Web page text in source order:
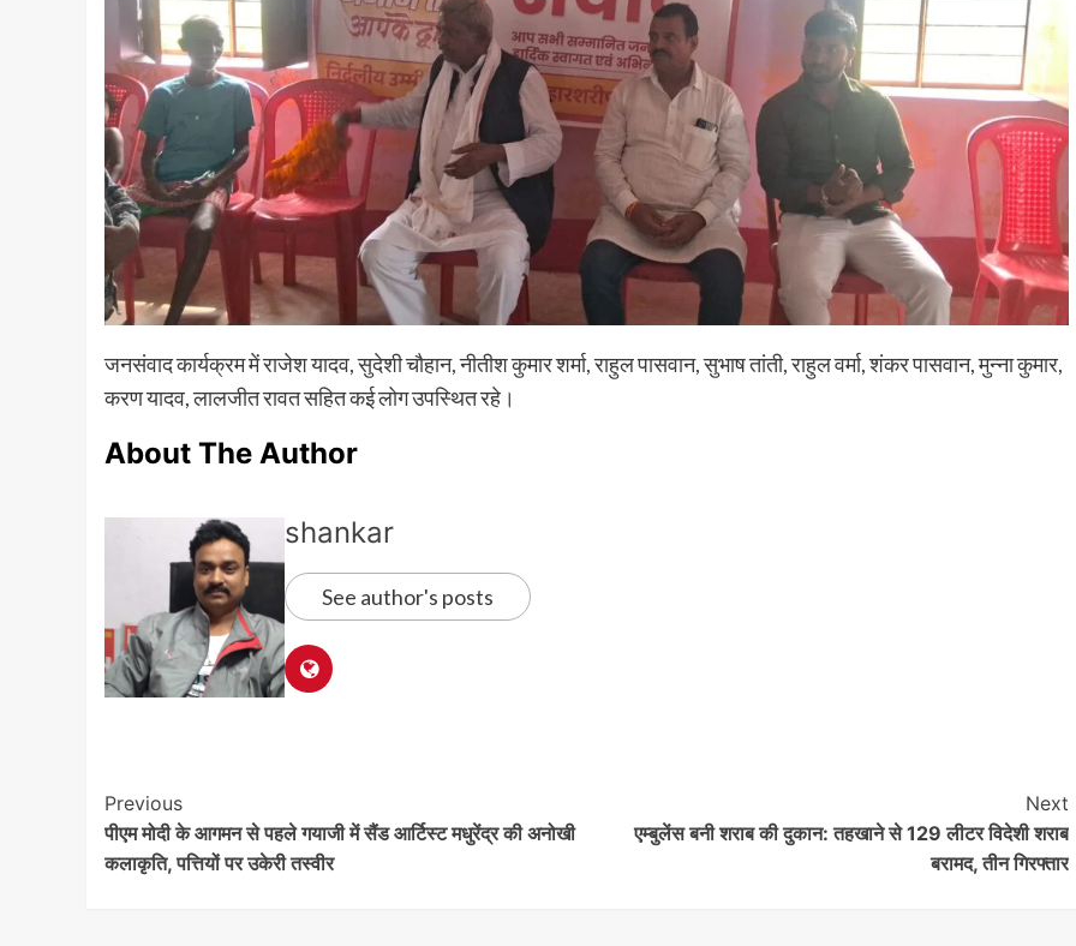
जनसंवाद कार्यक्रम में राजेश यादव, सुदेशी चौहान, नीतीश कुमार शर्मा, राहुल पासवान, सुभाष तांती, राहुल वर्मा, शंकर पासवान, मुन्ना कुमार,
करण यादव, लालजीत रावत सहित कई लोग उपस्थित रहे।
About The Author
shankar
See author's posts
Post
Navigation
Previous
पीएम मोदी के आगमन से पहले गयाजी में सैंड आर्टिस्ट मधुरेंद्र की अनोखी
कलाकृति, पत्तियों पर उकेरी तस्वीर
Next
एम्बुलेंस बनी शराब की दुकान: तहखाने से 129 लीटर विदेशी शराब
बरामद, तीन गिरफ्तार